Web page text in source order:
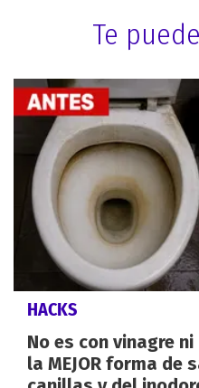
Te
HACKS
No es con vinagre
la MEJOR forma de